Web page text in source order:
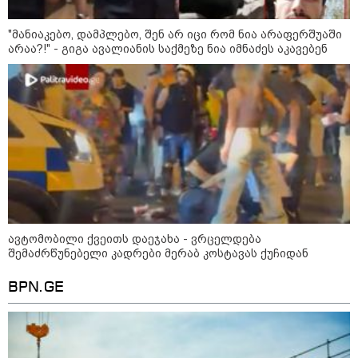
13:53 / 05-08-2026
"ვისურვებდით, რომ თინა ბოკუჩავა
ყრილობას დაესწროს" - ანი წითლიძე
"მანიაკებო, დამპლებო, შენ არ იცი რომ ნია არაფერშუაში
არაა?!" - გიგა ავალიანის საქმეზე ნია იმნაძეს აკავებენ
ავტომობილი ქვეითს დაეჯახა - ვრცელდება
შემაძრწუნებელი კადრები მერაბ კოსტავას ქუჩიდან
BPN.GE